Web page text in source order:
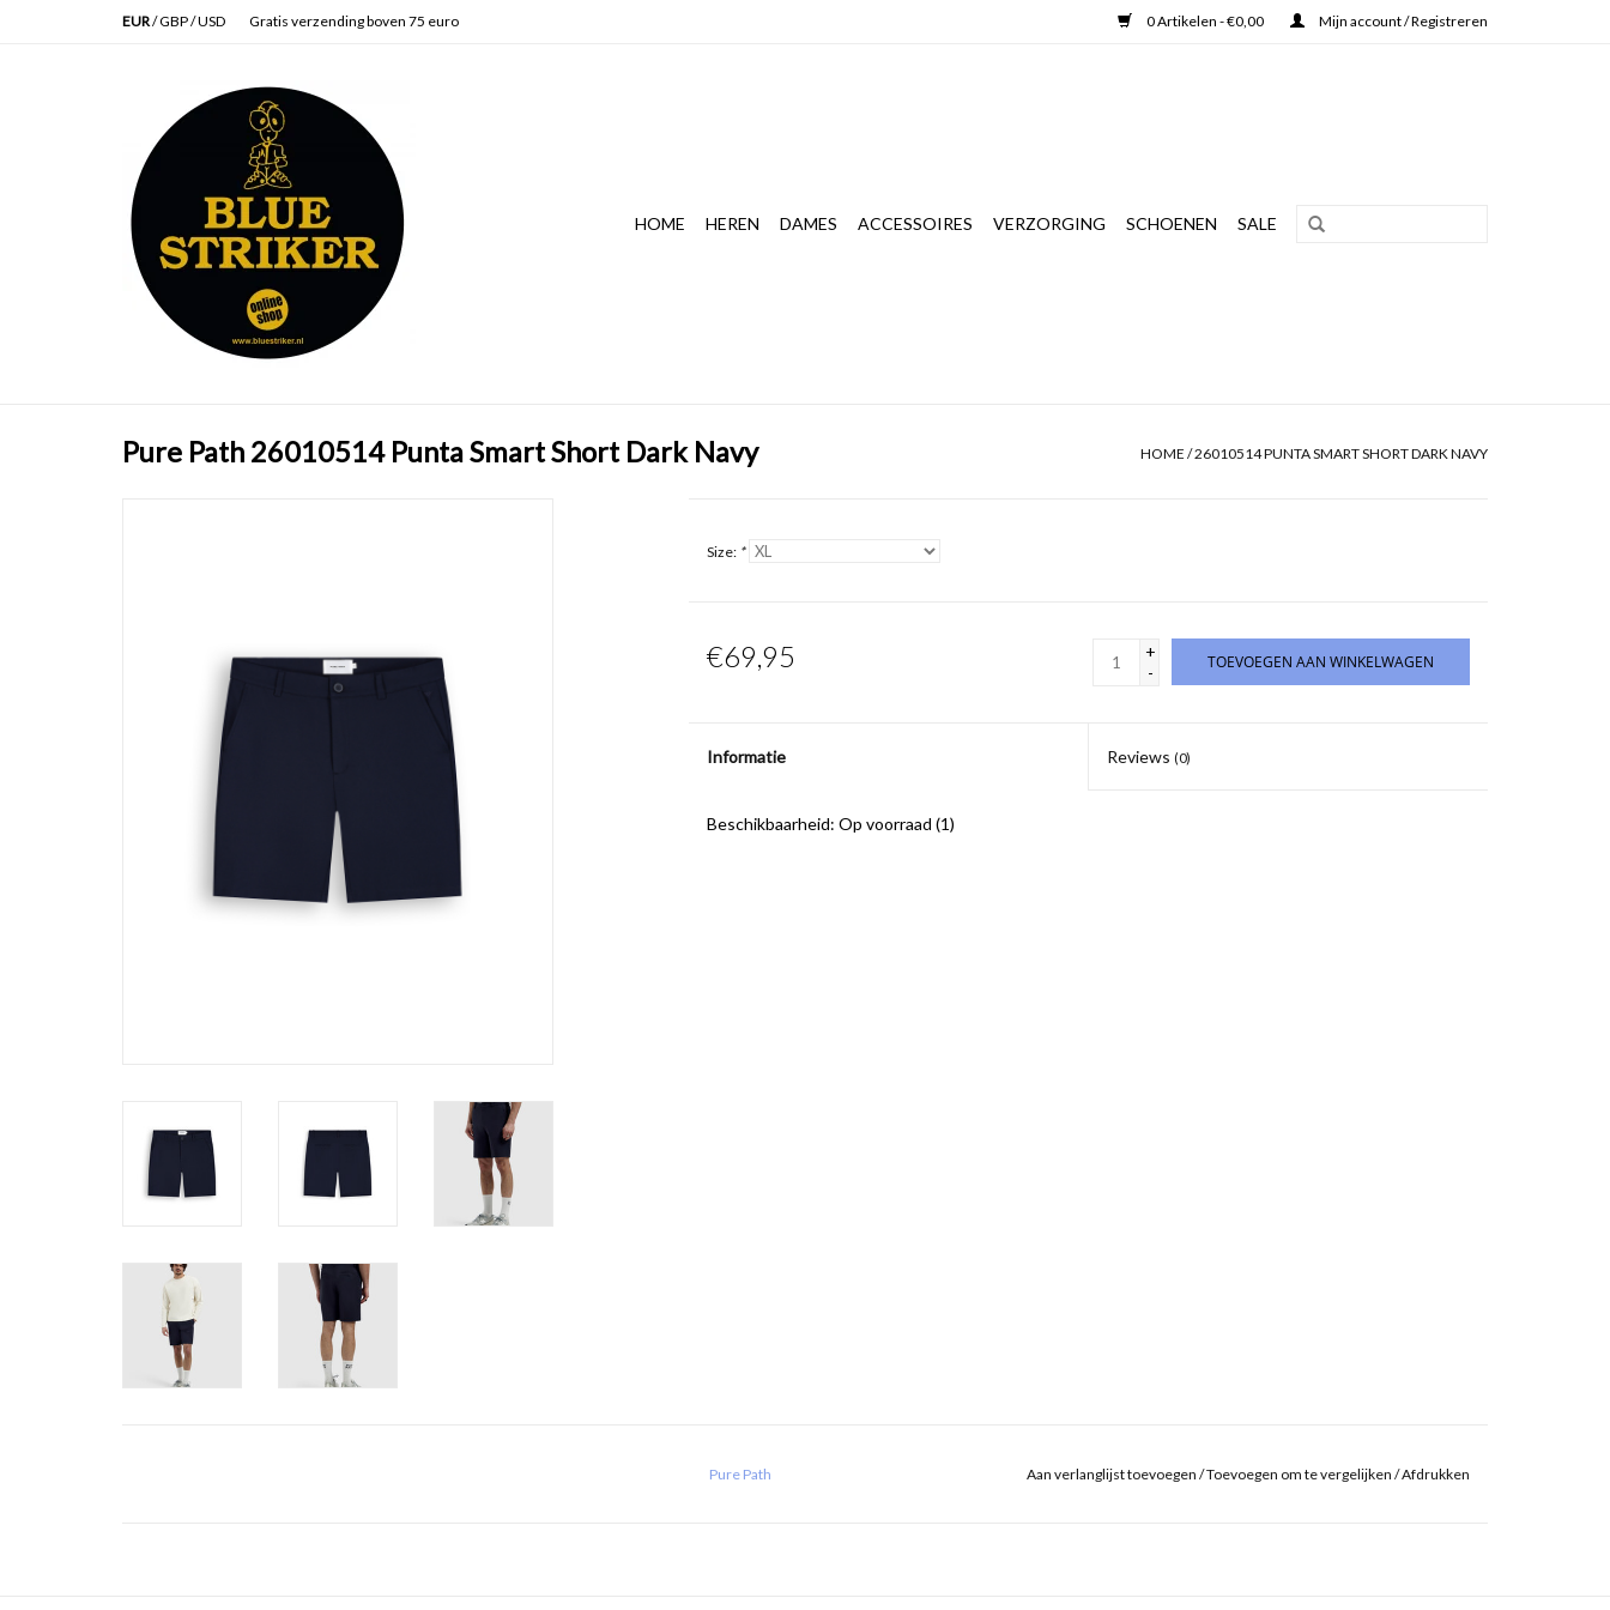
EUR/GBP/USD Gratis verzending boven 75 euro 0 Artikelen - €0,00 Mijn account / Registreren
HOME HEREN DAMES ACCESSOIRES VERZORGING SCHOENEN SALE
Pure Path 26010514 Punta Smart Short Dark Navy HOME /26010514 PUNTA SMART SHORT DARK NAVY
Size: *
€69,95
+
-
TOEVOEGEN AAN WINKELWAGEN
Informatie Reviews (0)
Beschikbaarheid: Op voorraad (1)
Pure Path Aan verlanglijst toevoegen /Toevoegen om te vergelijken /Afdrukken